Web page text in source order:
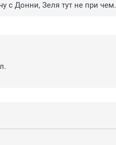
с Донни, Зеля тут не при чем.